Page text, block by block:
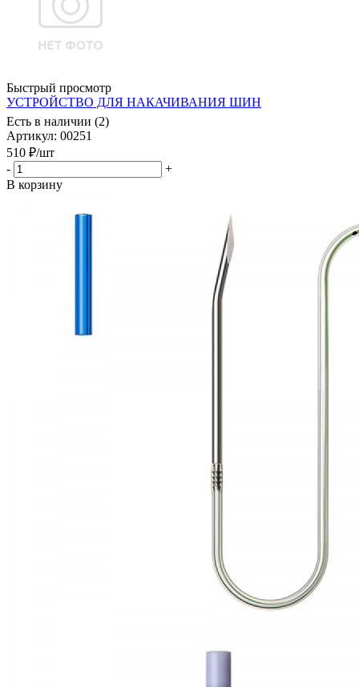
Быстрый просмотр
УСТРОЙСТВО ДЛЯ НАКАЧИВАНИЯ ШИН
Есть в наличии (2)
Артикул: 00251
510 ₽/шт
-
+
В корзину